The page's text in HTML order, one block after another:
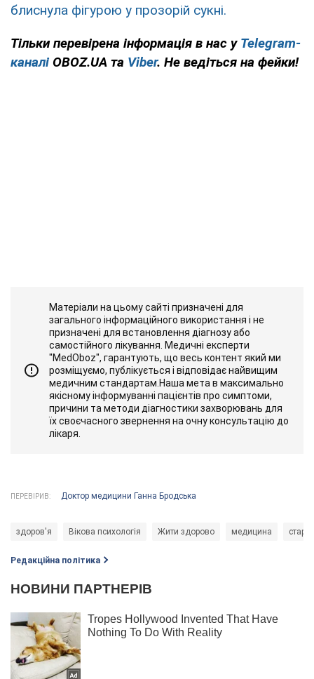
блиснула фігурою у прозорій сукні.
Тільки перевірена інформація в нас у Telegram-
каналі OBOZ.UA та Viber. Не ведіться на фейки!
Матеріали на цьому сайті призначені для
загального інформаційного використання і не
призначені для встановлення діагнозу або
самостійного лікування. Медичні експерти
"MedOboz", гарантують, що весь контент який ми
розміщуємо, публікується і відповідає найвищим
медичним стандартам.Наша мета в максимально
якісному інформуванні пацієнтів про симптоми,
причини та методи діагностики захворювань для
їх своєчасного звернення на очну консультацію до
лікаря.
ПЕРЕВІРИВ: Доктор медицини Ганна Бродська
здоров'я Вікова психологія Жити здорово медицина
Редакційна політика